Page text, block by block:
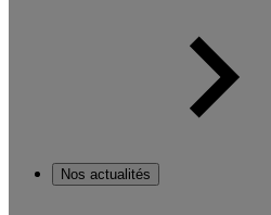
Nos actualités